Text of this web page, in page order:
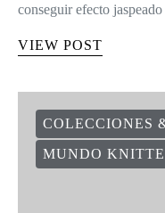
conseguir efecto
VIEW POST
COLECCIONES
MUNDO